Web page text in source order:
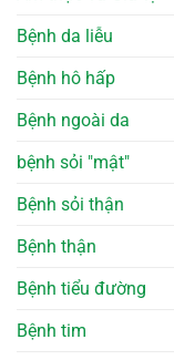
Bệnh da liễu
Bệnh hô hấp
Bệnh ngoài da
bệnh sỏi "mật"
Bệnh sỏi thận
Bệnh thận
Bệnh tiểu đường
Bệnh tim